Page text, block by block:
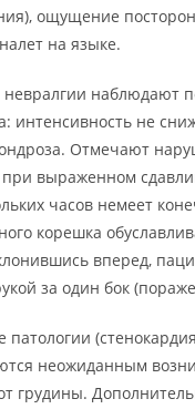
ощущение
на языке.
наблюдают
интенсивность не
Отмечают
при выраженном
часов немеет
корешка
вперед,
за один бок
неожиданным
грудины.